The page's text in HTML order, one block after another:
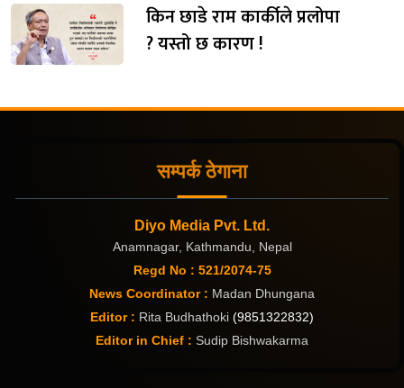
किन छाडे राम कार्कीले प्रलोपा
? यस्तो छ कारण !
सम्पर्क ठेगाना
Diyo Media Pvt. Ltd.
Anamnagar, Kathmandu, Nepal
Regd No : 521/2074-75
News Coordinator : Madan Dhungana
Editor : Rita Budhathoki (9851322832)
Editor in Chief : Sudip Bishwakarma